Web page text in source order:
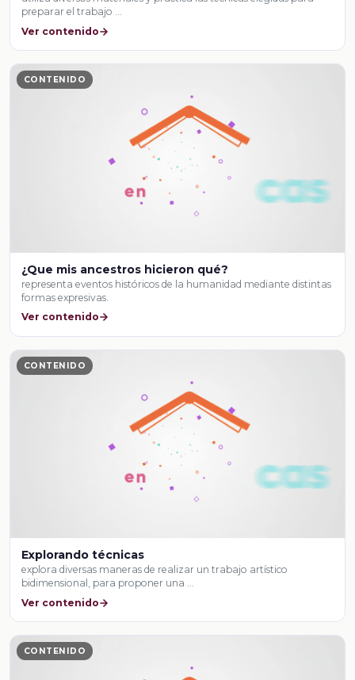
preparar el trabajo …
Ver contenido
CONTENIDO
¿Que mis ancestros hicieron qué?
representa eventos históricos de la humanidad mediante distintas
formas expresivas.
Ver contenido
CONTENIDO
Explorando técnicas
explora diversas maneras de realizar un trabajo artístico
bidimensional, para proponer una …
Ver contenido
CONTENIDO